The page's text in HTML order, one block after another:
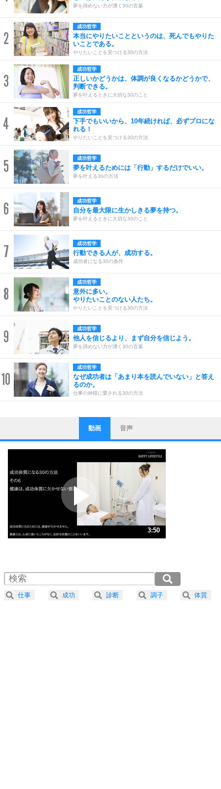
夢を諦めない力が湧く30の言葉
2
成功哲学
本当にやりたいことというのは、死んでもやりた
いことである。
やりたいことを見つける30の方法
3
成功哲学
正しいかどうかは、体調が良くなるかどうかで、
判断できる。
夢を叶えるときに大切な30のこと
4
成功哲学
下手でもいいから、10年続ければ、必ずプロにな
れる！
やりたいことを見つける30の方法
5 成功哲学
夢を叶えるためには「行動」するだけでいい。
夢を叶える30の方法
6 成功哲学
自分を最大限に生かしきる夢を持つ。
夢を叶えるときに大切な30のこと
7 成功哲学
行動できる人が、成功する。
成功者になる30の条件
8
成功哲学
意外に多い。
やりたいことのない人たち。
やりたいことを見つける30の方法
9 成功哲学
他人を信じるより、まず自分を信じよう。
夢を諦めない力が湧く30の言葉
10
成功哲学
なぜ成功者は「あまり本を読んでいない」と答え
るのか。
仕事の神様に愛される30の方法
1
ストレス対策
他人と比べない。
いっそのこと、他人を見ない。
いらいらしない人になる30の方法
ポジティブになれない原因は、行動しないから。
ポジティブ思考になる30の方法
ストレス対策
人生、なんとかなるもの。
気楽に生きる30の方法
4 器の大きい人は、怒りを優しさで表現する。
プラス思考
動画 音声
3:50
2.0倍速 （450KB 1分55秒）
2.5倍速 （360KB 1分32秒）
3.0倍速 （300KB 1分16秒）
仕事 成功 診断 調子 体質